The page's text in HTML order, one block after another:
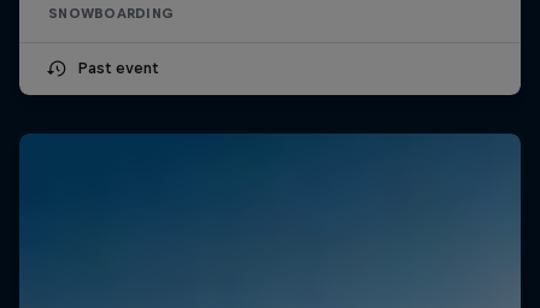
SNOWBOARDING
Past event